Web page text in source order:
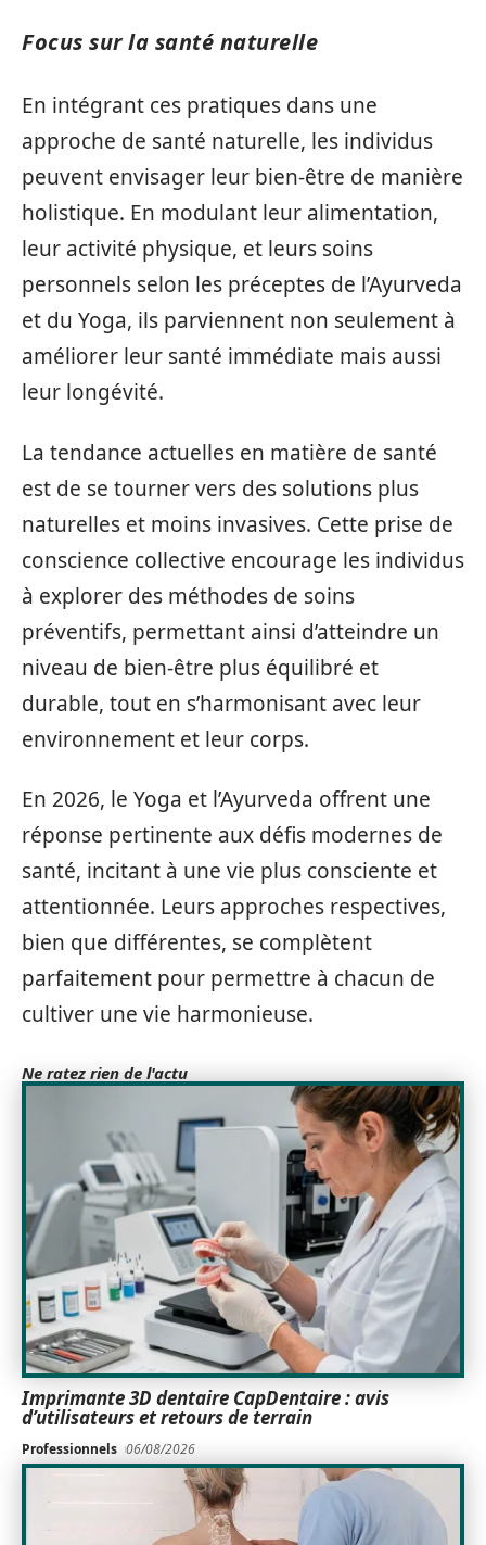
Focus sur la santé naturelle
En intégrant ces pratiques dans une
approche de santé naturelle, les individus
peuvent envisager leur bien-être de manière
holistique. En modulant leur alimentation,
leur activité physique, et leurs soins
personnels selon les préceptes de l’Ayurveda
et du Yoga, ils parviennent non seulement à
améliorer leur santé immédiate mais aussi
leur longévité.
La tendance actuelles en matière de santé
est de se tourner vers des solutions plus
naturelles et moins invasives. Cette prise de
conscience collective encourage les individus
à explorer des méthodes de soins
préventifs, permettant ainsi d’atteindre un
niveau de bien-être plus équilibré et
durable, tout en s’harmonisant avec leur
environnement et leur corps.
En 2026, le Yoga et l’Ayurveda offrent une
réponse pertinente aux défis modernes de
santé, incitant à une vie plus consciente et
attentionnée. Leurs approches respectives,
bien que différentes, se complètent
parfaitement pour permettre à chacun de
cultiver une vie harmonieuse.
Ne ratez rien de l'actu
Imprimante 3D dentaire CapDentaire : avis
d’utilisateurs et retours de terrain
Professionnels 06/08/2026